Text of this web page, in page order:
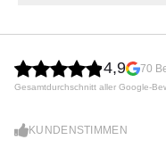
4,9 70
Gesamtdurchschnitt aller Google-
KUNDENSTIMMEN